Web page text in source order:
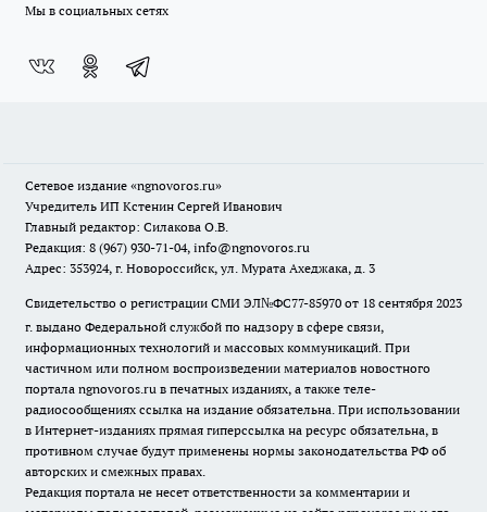
Мы в социальных сетях
Сетевое издание «ngnovoros.ru»
Учредитель ИП Кстенин Сергей Иванович
Главный редактор: Силакова О.В.
Редакция: 8 (967) 930-71-04, info@ngnovoros.ru
Адрес: 353924, г. Новороссийск, ул. Мурата Ахеджака, д. 3
Свидетельство о регистрации СМИ ЭЛ№ФС77-85970 от 18 сентября 2023
г. выдано Федеральной службой по надзору в сфере связи,
информационных технологий и массовых коммуникаций. При
частичном или полном воспроизведении материалов новостного
портала ngnovoros.ru в печатных изданиях, а также теле-
радиосообщениях ссылка на издание обязательна. При использовании
в Интернет-изданиях прямая гиперссылка на ресурс обязательна, в
противном случае будут применены нормы законодательства РФ об
авторских и смежных правах.
Редакция портала не несет ответственности за комментарии и